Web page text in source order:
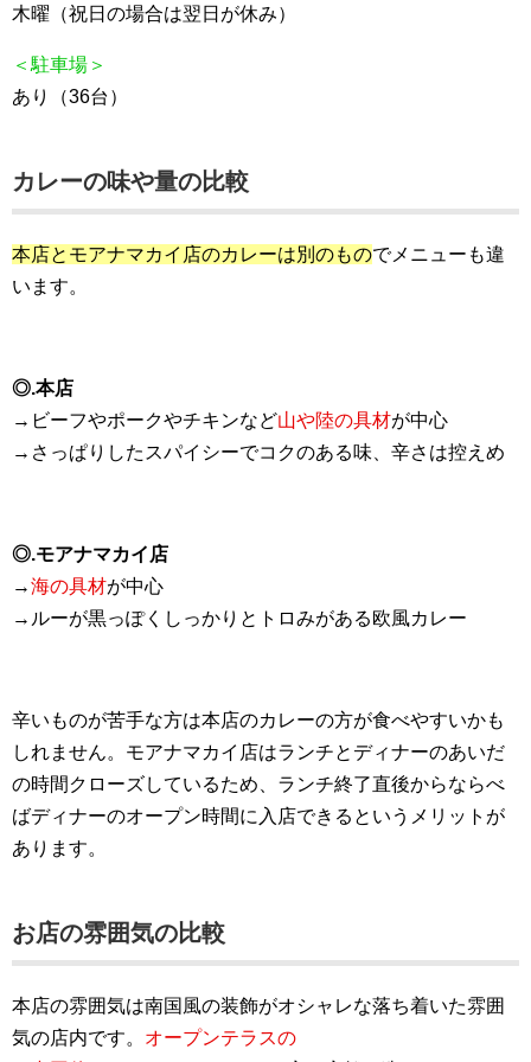
木曜（祝日の場合は翌日が休み）
＜駐車場＞
あり（36台）
カレーの味や量の比較
本店とモアナマカイ店のカレーは別のものでメニューも違
います。
◎.本店
→ビーフやポークやチキンなど山や陸の具材が中心
→さっぱりしたスパイシーでコクのある味、辛さは控えめ
◎.モアナマカイ店
→海の具材が中心
→ルーが黒っぽくしっかりとトロみがある欧風カレー
辛いものが苦手な方は本店のカレーの方が食べやすいかも
しれません。モアナマカイ店はランチとディナーのあいだ
の時間クローズしているため、ランチ終了直後からならべ
ばディナーのオープン時間に入店できるというメリットが
あります。
お店の雰囲気の比較
本店の雰囲気は南国風の装飾がオシャレな落ち着いた雰囲
気の店内です。 オープンテラスの